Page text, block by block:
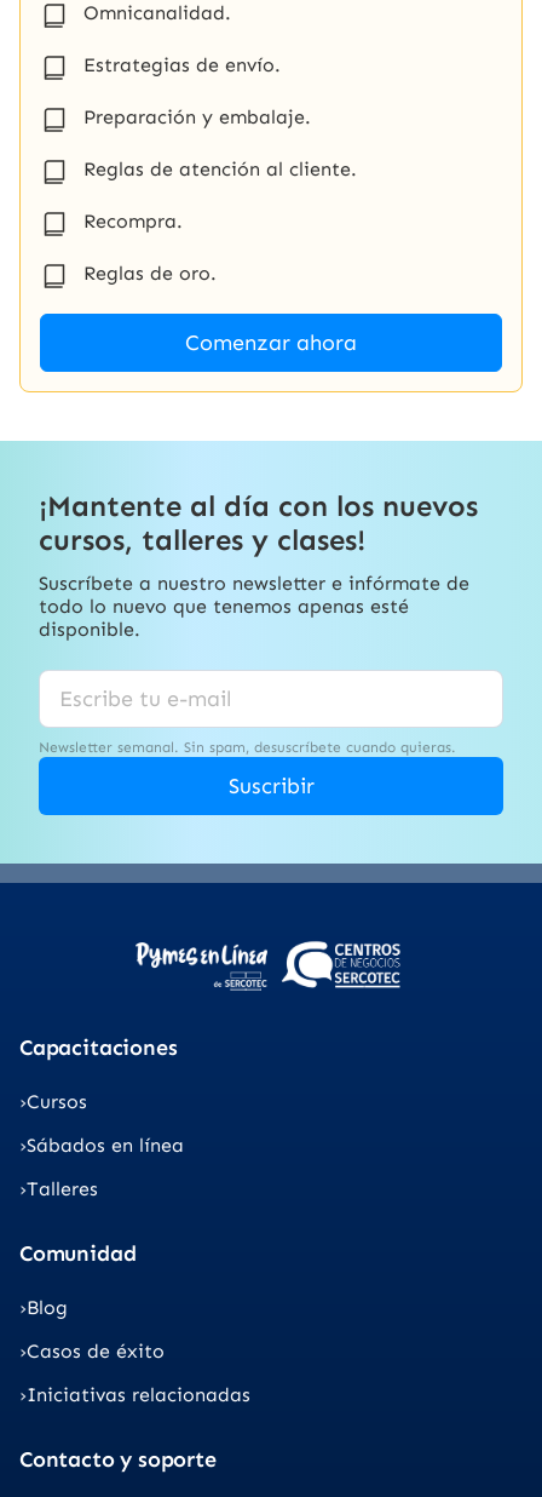
Omnicanalidad.
Estrategias de envío.
Preparación y embalaje.
Reglas de atención al cliente.
Recompra.
Reglas de oro.
Comenzar ahora
¡Mantente al día con los nuevos
cursos, talleres y clases!
Suscríbete a nuestro newsletter e infórmate de
todo lo nuevo que tenemos apenas esté
disponible.
Newsletter semanal. Sin spam, desuscríbete cuando quieras.
Suscribir
Capacitaciones
Cursos
Sábados en línea
Talleres
Comunidad
Blog
Casos de éxito
Iniciativas relacionadas
Contacto y soporte